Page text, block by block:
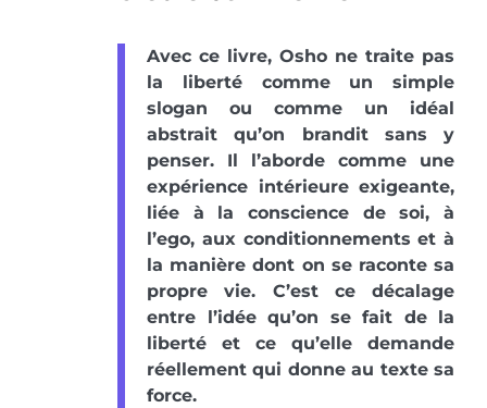
Avec ce livre, Osho ne traite pas
la liberté comme un simple
slogan ou comme un idéal
abstrait qu’on brandit sans y
penser. Il l’aborde comme une
expérience intérieure exigeante,
liée à la conscience de soi, à
l’ego, aux conditionnements et à
la manière dont on se raconte sa
propre vie. C’est ce décalage
entre l’idée qu’on se fait de la
liberté et ce qu’elle demande
réellement qui donne au texte sa
force.